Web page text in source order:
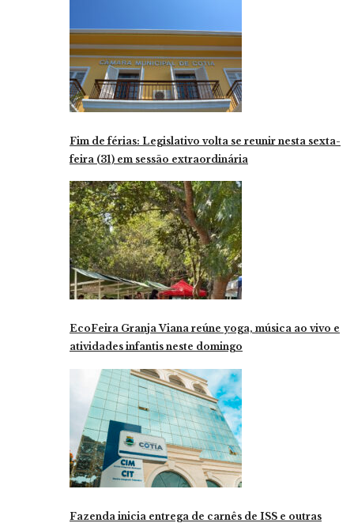
Fim de férias: Legislativo volta se reunir nesta sexta-
feira (31) em sessão extraordinária
EcoFeira Granja Viana reúne yoga, música ao vivo e
atividades infantis neste domingo
Fazenda inicia entrega de carnês de ISS e outras